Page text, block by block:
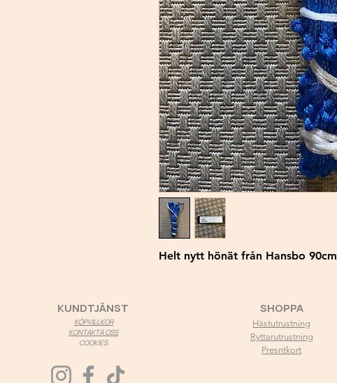
Helt nytt hönät från Hansbo 90cm
KUNDTJÄNST
KÖPVILLKOR
KONTAKTA OSS
COOKIES
SHOPPA
Hästutrustning
Ryttarutrustning
Presntkort